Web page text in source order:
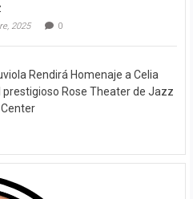
2025 0
Rendirá Homenaje a Celia
prestigioso Rose Theater de Jazz